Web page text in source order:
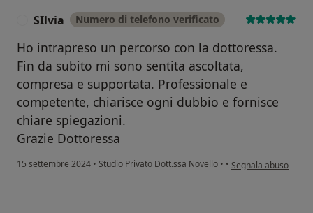
SIlvia Numero di telefono verificato
Ho intrapreso un percorso con la dottoressa.
Fin da subito mi sono sentita ascoltata,
compresa e supportata. Professionale e
competente, chiarisce ogni dubbio e fornisce
chiare spiegazioni.
Grazie Dottoressa
15 settembre 2024 • Studio Privato Dott.ssa Novello • • secondo l'opinione
Segnala abuso